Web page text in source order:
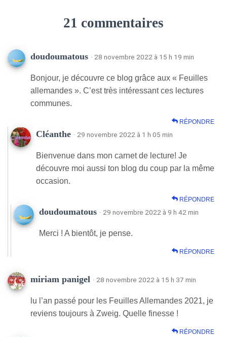
21 commentaires
doudoumatous · 28 novembre 2022 à 15 h 19 min
Bonjour, je découvre ce blog grâce aux « Feuilles
allemandes ». C’est très intéressant ces lectures
communes.
RÉPONDRE
Cléanthe · 29 novembre 2022 à 1 h 05 min
Bienvenue dans mon carnet de lecture! Je
découvre moi aussi ton blog du coup par la même
occasion.
RÉPONDRE
doudoumatous · 29 novembre 2022 à 9 h 42 min
Merci ! A bientôt, je pense.
RÉPONDRE
miriam panigel · 28 novembre 2022 à 15 h 37 min
lu l’an passé pour les Feuilles Allemandes 2021, je
reviens toujours à Zweig. Quelle finesse !
RÉPONDRE